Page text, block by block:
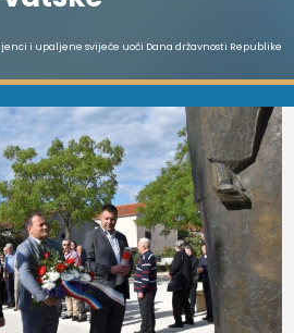
i upaljene svijeće uoči Dana državnosti Republike